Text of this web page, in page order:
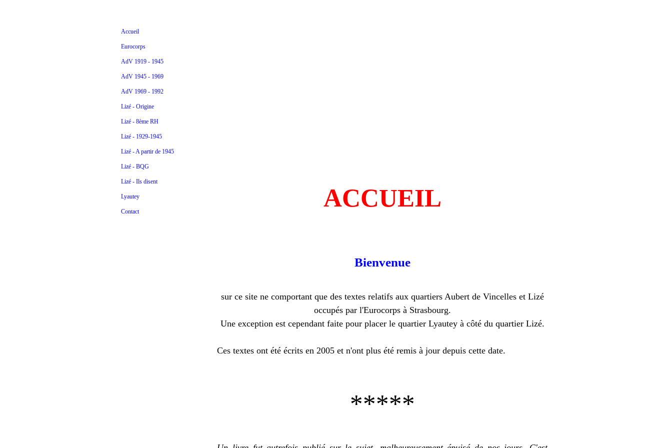
Accueil
Eurocorps
AdV 1919 - 1945
AdV 1945 - 1969
AdV 1969 - 1992
Lizé - Origine
Lizé - 8ème RH
Lizé - 1929-1945
Lizé - A partir de 1945
Lizé - BQG
Lizé - Ils disent
Lyautey
Contact ACCUEIL
Bienvenue
sur ce site ne comportant que des textes relatifs aux quartiers Aubert de Vincelles et Lizé
occupés par l'Eurocorps à Strasbourg.
Une exception est cependant faite pour placer le quartier Lyautey à côté du quartier Lizé.
Ces textes ont été écrits en 2005 et n'ont plus été remis à jour depuis cette date.
*****